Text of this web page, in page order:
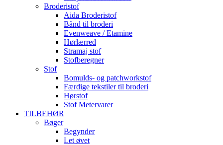
Broderistof
Aida Broderistof
Bånd til broderi
Evenweave / Etamine
Hørlærred
Stramaj stof
Stofberegner
Stof
Bomulds- og patchworkstof
Færdige tekstiler til broderi
Hørstof
Stof Metervarer
TILBEHØR
Bøger
Begynder
Let øvet